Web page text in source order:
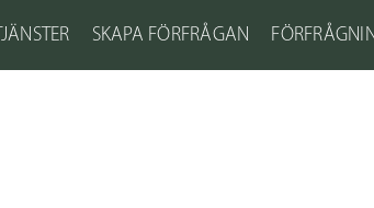
TJÄNSTER SKAPA FÖRFRÅGAN